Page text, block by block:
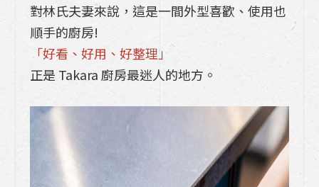
對林氏夫妻來說，這是一間外型喜歡、使用也
順手的廚房!
「好看、好用、好整理」
正是 Takara 廚房最迷人的地方。